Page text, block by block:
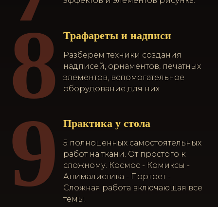
Трафареты и надписи
Разберем техники создания
надписей, орнаментов, печатных
элементов, вспомогательное
оборудование для них
8
Практика у стола
5 полноценных самостоятельных
работ на ткани. От простого к
сложному. Космос - Комиксы -
Анималистика - Портрет -
Сложная работа включающая все
темы.
9